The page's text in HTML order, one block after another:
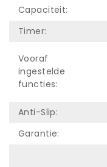
Capaciteit:
Timer:
Vooraf
ingestelde
functies:
Anti-Slip:
Garantie: